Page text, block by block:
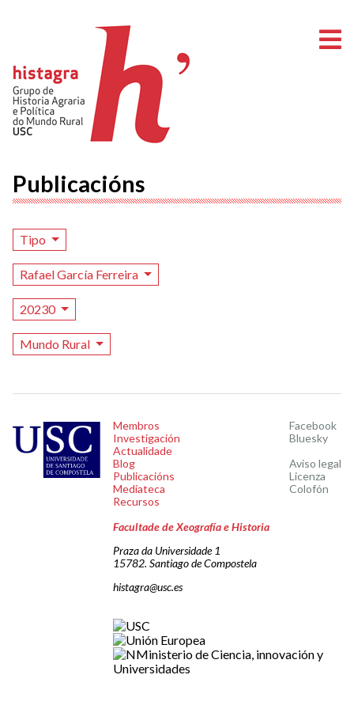
Publicacións
Tipo
Rafael García Ferreira
20230
Mundo Rural
Membros
Investigación
Actualidade
Blog
Publicacións
Mediateca
Recursos
Facebook
Bluesky
Aviso legal
Licenza
Colofón
Facultade de Xeografía e Historia
Praza da Universidade 1
15782. Santiago de Compostela
histagra@usc.es